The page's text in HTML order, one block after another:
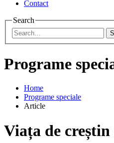
Contact
Search
Programe
Home
Programe speciale
Article
Viața de